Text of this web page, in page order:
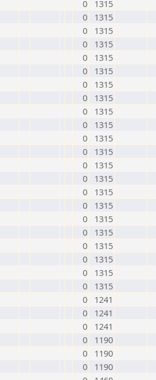
0
1315
0
1315
0
1315
0
1315
0
1315
0
1315
0
1315
0
1315
0
1315
0
1315
0
1315
0
1315
0
1315
0
1315
0
1315
0
1315
0
1315
0
1315
0
1315
0
1315
0
1315
0
1315
0
1241
0
1241
0
1241
0
1190
0
1190
0
1190